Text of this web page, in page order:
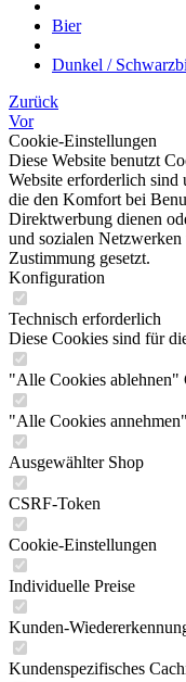
Bier
Dunkel /
Zurück
Vor
Cookie-Einstellungen
Diese Website benutzt
Website erforderlich sind
die den Komfort bei
Direktwerbung dienen
und sozialen
Zustimmung gesetzt.
Konfiguration
Technisch erforderlich
Diese Cookies sind für
"Alle Cookies ablehnen"
"Alle Cookies
Ausgewählter Shop
CSRF-Token
Cookie-Einstellungen
Individuelle Preise
Kunden-
Kundenspezifisches